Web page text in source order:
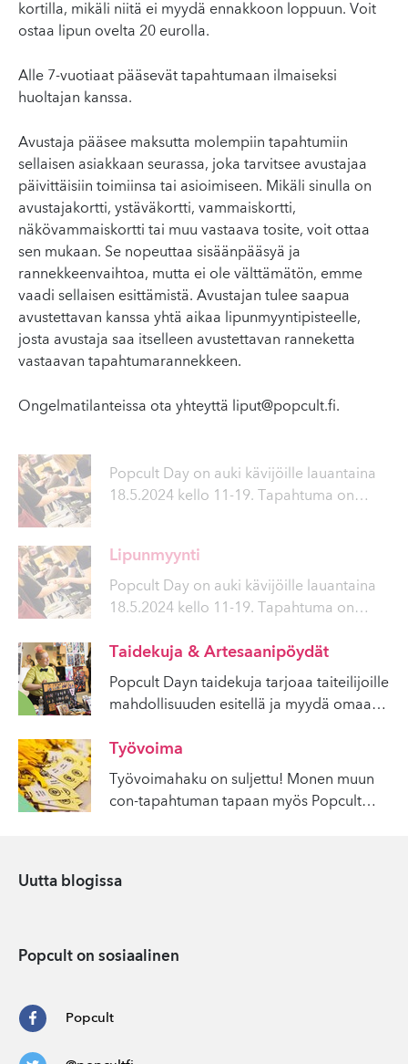
kortilla, mikäli niitä ei myydä ennakkoon loppuun. Voit
ostaa lipun ovelta 20 eurolla.
Alle 7-vuotiaat pääsevät tapahtumaan ilmaiseksi
huoltajan kanssa.
Avustaja pääsee maksutta molempiin tapahtumiin
sellaisen asiakkaan seurassa, joka tarvitsee avustajaa
päivittäisiin toimiinsa tai asioimiseen. Mikäli sinulla on
avustajakortti, ystäväkortti, vammaiskortti,
näkövammaiskortti tai muu vastaava tosite, voit ottaa
sen mukaan. Se nopeuttaa sisäänpääsyä ja
rannekkeenvaihtoa, mutta ei ole välttämätön, emme
vaadi sellaisen esittämistä. Avustajan tulee saapua
avustettavan kanssa yhtä aikaa lipunmyyntipisteelle,
josta avustaja saa itselleen avustettavan ranneketta
vastaavan tapahtumarannekkeen.
Ongelmatilanteissa ota yhteyttä liput@popcult.fi.
Popcult Day on auki kävijöille lauantaina
18.5.2024 kello 11-19. Tapahtuma on…
Lipunmyynti
Popcult Day on auki kävijöille lauantaina
18.5.2024 kello 11-19. Tapahtuma on…
Taidekuja & Artesaanipöydät
Popcult Dayn taidekuja tarjoaa taiteilijoille
mahdollisuuden esitellä ja myydä omaa…
Työvoima
Työvoimahaku on suljettu! Monen muun
con-tapahtuman tapaan myös Popcult…
Uutta blogissa
Popcult on sosiaalinen
Popcult